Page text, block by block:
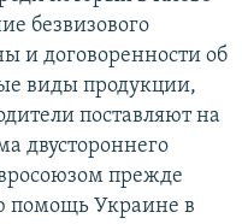
безвизового
и договоренности об
виды продукции,
поставляют на
двустороннего
прежде
помощь Украине в